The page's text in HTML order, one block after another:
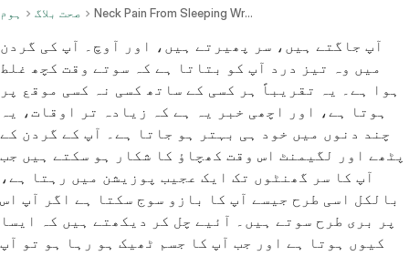
ہوم صحت بلاگ Neck Pain From Sleeping Wrong Remedies And Exercises
آپ جاگتے ہیں، سر پھیرتے ہیں، اور آوچ۔ آپ کی گردن
میں وہ تیز درد آپ کو بتاتا ہے کہ سوتے وقت کچھ غلط
ہوا ہے۔ یہ تقریباً ہر کسی کے ساتھ کسی نہ کسی موقع پر
ہوتا ہے، اور اچھی خبر یہ ہے کہ زیادہ تر اوقات، یہ
چند دنوں میں خود ہی بہتر ہو جاتا ہے۔ آپ کے گردن کے
پٹھے اور لگیمنٹ اس وقت کھچاؤ کا شکار ہو سکتے ہیں جب
آپ کا سر گھنٹوں تک ایک عجیب پوزیشن میں رہتا ہے،
بالکل اسی طرح جیسے آپ کا بازو سوج سکتا ہے اگر آپ اس
پر بری طرح سوتے ہیں۔ آئیے چل کر دیکھتے ہیں کہ ایسا
کیوں ہوتا ہے اور جب آپ کا جسم ٹھیک ہو رہا ہو تو آپ